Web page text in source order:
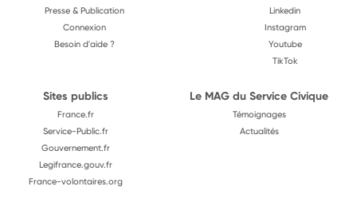
Presse & Publication
Connexion
Besoin d'aide ?
Linkedin
Instagram
Youtube
TikTok
Sites publics
France.fr
Service-Public.fr
Gouvernement.fr
Legifrance.gouv.fr
France-volontaires.org
Le MAG du Service Civique
Témoignages
Actualités